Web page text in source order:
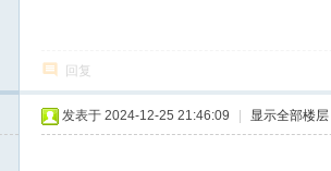
回复
发表于 2024-12-25 21:46:09 显示全部楼层